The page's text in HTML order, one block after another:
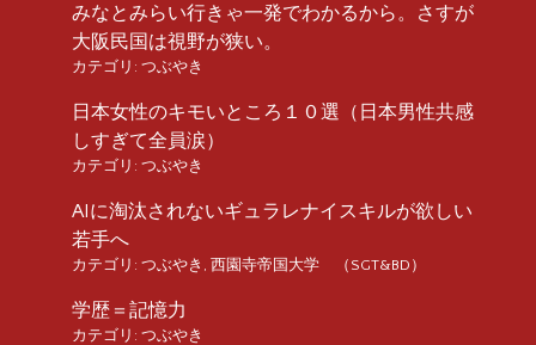
みなとみらい行きゃ一発でわかるから。さすが
大阪民国は視野が狭い。
カテゴリ: つぶやき
日本女性のキモいところ１０選（日本男性共感
しすぎて全員涙）
カテゴリ: つぶやき
AIに淘汰されないギュラレナイスキルが欲しい
若手へ
カテゴリ: つぶやき , 西園寺帝国大学 （SGT&BD）
学歴＝記憶力
カテゴリ: つぶやき